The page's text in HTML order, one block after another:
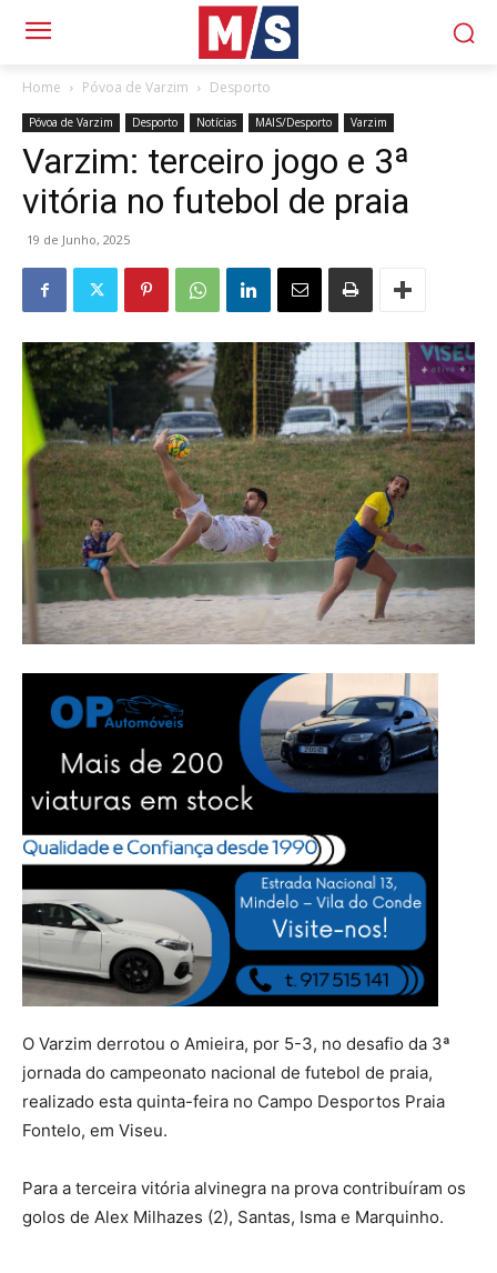
Home Póvoa de Varzim Desporto
Póvoa de Varzim Desporto Notícias MAIS/Desporto Varzim
Varzim: terceiro jogo e 3ª
vitória no futebol de praia
19 de Junho, 2025
O Varzim derrotou o Amieira, por 5-3, no desafio da 3ª
jornada do campeonato nacional de futebol de praia,
realizado esta quinta-feira no Campo Desportos Praia
Fontelo, em Viseu.
Para a terceira vitória alvinegra na prova contribuíram os
golos de Alex Milhazes (2), Santas, Isma e Marquinho.